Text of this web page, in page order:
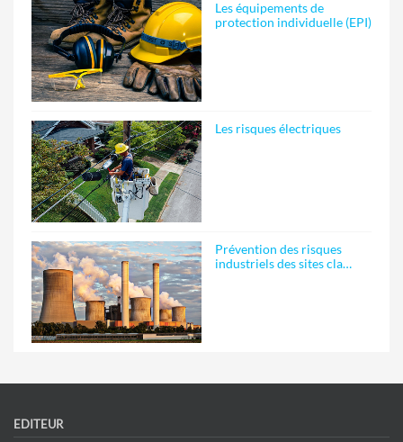
Les équipements de
protection individuelle (EPI)
Les risques électriques
Prévention des risques
industriels des sites cla…
EDITEUR